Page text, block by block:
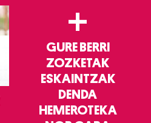
+
GURE BERRI
ZOZKETAK
ESKAINTZAK
DENDA
HEMEROTEKA